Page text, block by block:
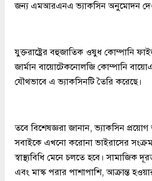
জন্য এমআরএনএ ভ্যাকসিন অনুমোদন
যুক্তরাষ্ট্রের বহুজাতিক ওষুধ কোম্পানি
জার্মান বায়োটেকনোলজি কোম্পানি
যৌথভাবে এ ভ্যাকসিনটি তৈরি করেছে।
তবে বিশেষজ্ঞরা জানান, ভ্যাকসিন
সবাইকে এখনো করোনা ভাইরাসের
স্বাস্থ্যবিধি মেনে চলতে হবে। সামাজিক
এবং মাস্ক পরার পাশাপাশি, আক্রান্ত